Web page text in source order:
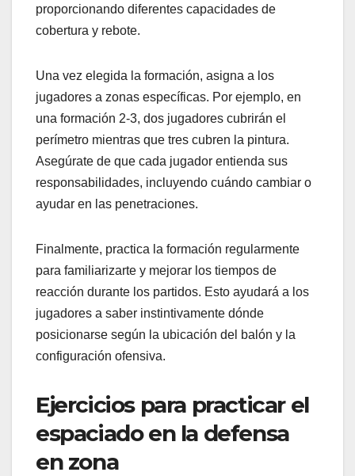
proporcionando diferentes capacidades de
cobertura y rebote.
Una vez elegida la formación, asigna a los
jugadores a zonas específicas. Por ejemplo, en
una formación 2-3, dos jugadores cubrirán el
perímetro mientras que tres cubren la pintura.
Asegúrate de que cada jugador entienda sus
responsabilidades, incluyendo cuándo cambiar o
ayudar en las penetraciones.
Finalmente, practica la formación regularmente
para familiarizarte y mejorar los tiempos de
reacción durante los partidos. Esto ayudará a los
jugadores a saber instintivamente dónde
posicionarse según la ubicación del balón y la
configuración ofensiva.
Ejercicios para practicar el
espaciado en la defensa
en zona